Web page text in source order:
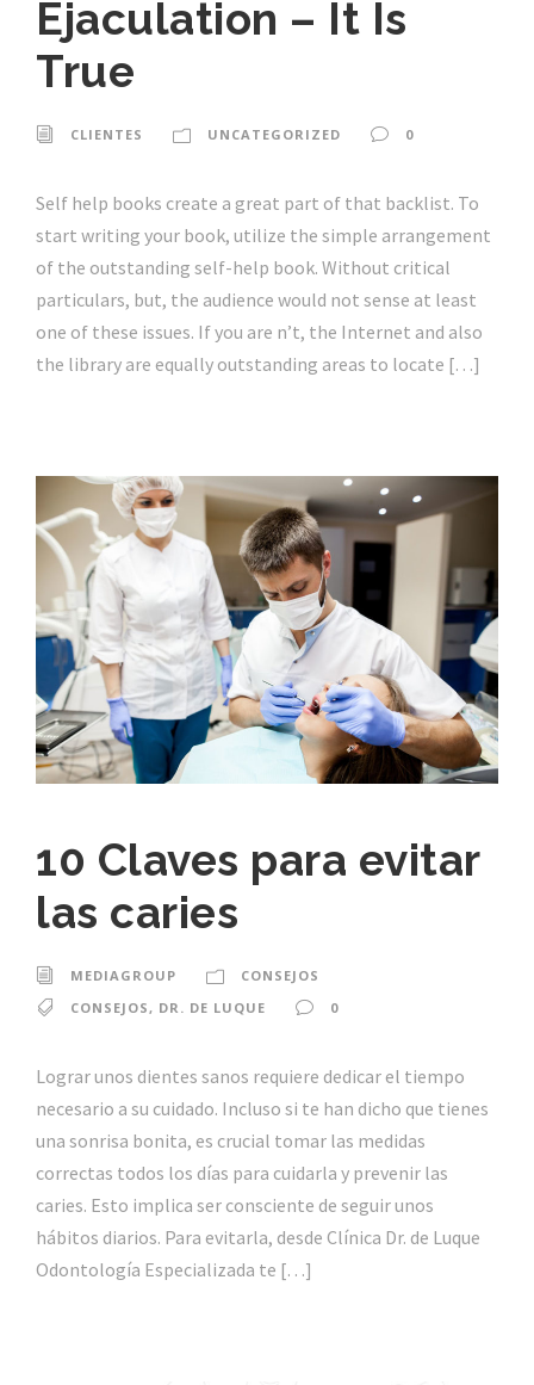
Ejaculation – It Is
True
CLIENTES UNCATEGORIZED 0
Self help books create a great part of that backlist. To
start writing your book, utilize the simple arrangement
of the outstanding self-help book. Without critical
particulars, but, the audience would not sense at least
one of these issues. If you are n’t, the Internet and also
the library are equally outstanding areas to locate […]
10 Claves para evitar
las caries
MEDIAGROUP
CONSEJOS
CONSEJOS, DR. DE LUQUE 0
Lograr unos dientes sanos requiere dedicar el tiempo
necesario a su cuidado. Incluso si te han dicho que tienes
una sonrisa bonita, es crucial tomar las medidas
correctas todos los días para cuidarla y prevenir las
caries. Esto implica ser consciente de seguir unos
hábitos diarios. Para evitarla, desde Clínica Dr. de Luque
Odontología Especializada te […]